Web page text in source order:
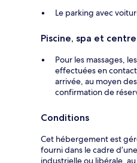
Le parking avec
Piscine, spa et
Pour les massages,
effectuées en
arrivée, au moyen
confirmation de
Conditions
Cet hébergement est
fourni dans le cadre
industrielle ou libérale,